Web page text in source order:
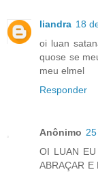
liandra 18
oi luan
quose se
meu elmel
Responder
Anônimo
OI LUAN
ABRAÇAR E